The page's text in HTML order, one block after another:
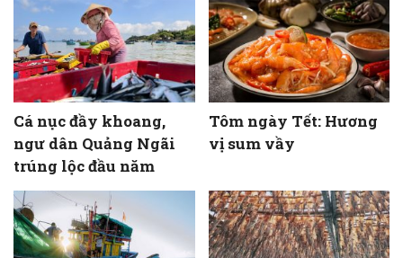
Cá nục đầy khoang,
ngư dân Quảng Ngãi
trúng lộc đầu năm
Tôm ngày Tết: Hương
vị sum vầy